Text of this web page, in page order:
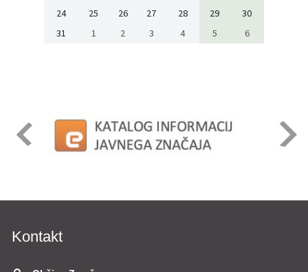
24
25 26 27 28 29
30
31
1 2 3 4 5 6
Kontakt